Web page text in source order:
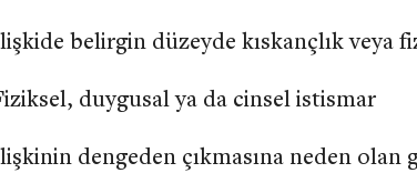
belirgin düzeyde kıskançlık veya
duygusal ya da cinsel istismar
dengeden çıkmasına neden olan